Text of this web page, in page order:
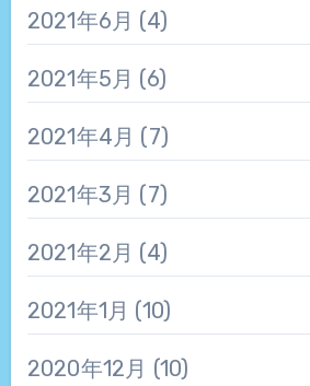
2021年6月 (4)
2021年5月 (6)
2021年4月 (7)
2021年3月 (7)
2021年2月 (4)
2021年1月 (10)
2020年12月 (10)